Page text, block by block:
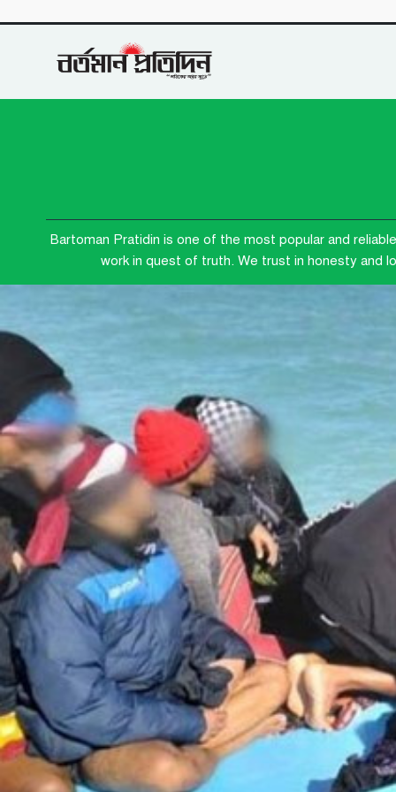
Bartoman Pratidin is one of the most popular and
work in quest of truth. We trust in honesty and